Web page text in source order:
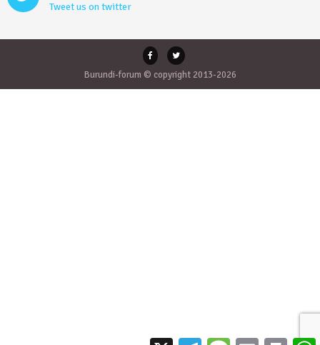
Tweet us on twitter
Burundi-forum © copyright 2013-2026